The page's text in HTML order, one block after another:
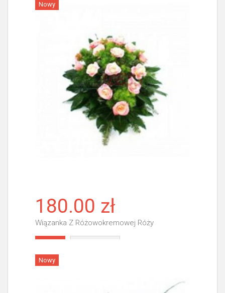
Nowy
180.00 zł
Wiązanka Z Różowokremowej Róży
Nowy